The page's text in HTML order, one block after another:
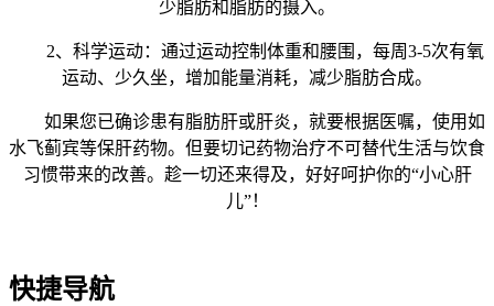
少脂肪和脂肪的摄入。
2、科学运动：通过运动控制体重和腰围，每周3-5次有氧
运动、少久坐，增加能量消耗，减少脂肪合成。
如果您已确诊患有脂肪肝或肝炎，就要根据医嘱，使用如
水飞蓟宾等保肝药物。但要切记药物治疗不可替代生活与饮食
习惯带来的改善。趁一切还来得及，好好呵护你的“小心肝
儿”！
快捷导航